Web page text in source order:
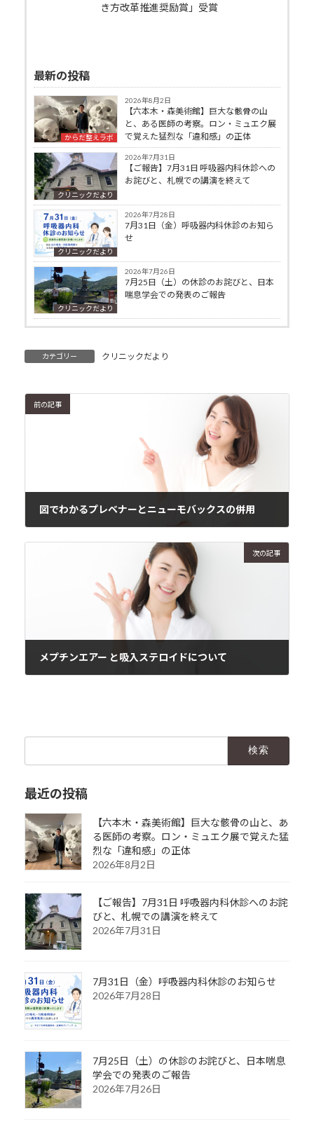
き方改革推進奨励賞」受賞
最新の投稿
からだ整えラボ
2026年8月2日
【六本木・森美術館】巨大な骸骨の山
と、ある医師の考察。ロン・ミュエク展
で覚えた猛烈な「違和感」の正体
クリニックだより
2026年7月31日
【ご報告】7月31日 呼吸器内科休診への
お詫びと、札幌での講演を終えて
クリニックだより
2026年7月28日
7月31日（金）呼吸器内科休診のお知ら
せ
クリニックだより
2026年7月26日
7月25日（土）の休診のお詫びと、日本
喘息学会での発表のご報告
カテゴリー クリニックだより
前の記事
図でわかるプレベナーとニューモバックスの併用
次の記事
メプチンエアー と吸入ステロイドについて
最近の投稿
【六本木・森美術館】巨大な骸骨の山と、あ
る医師の考察。ロン・ミュエク展で覚えた猛
烈な「違和感」の正体
2026年8月2日
【ご報告】7月31日 呼吸器内科休診へのお詫
びと、札幌での講演を終えて
2026年7月31日
7月31日（金）呼吸器内科休診のお知らせ
2026年7月28日
7月25日（土）の休診のお詫びと、日本喘息
学会での発表のご報告
2026年7月26日